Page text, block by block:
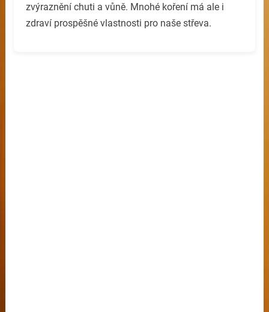
zvýraznění chuti a vůně. Mnohé koření má ale i
zdraví prospěšné vlastnosti pro naše střeva.